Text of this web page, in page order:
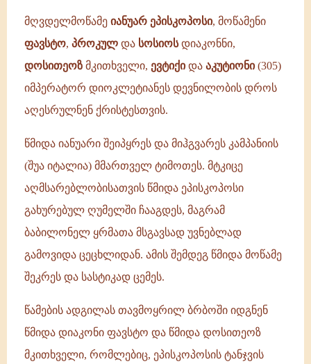
მღვდელმოწამე იანუარ ეპისკოპოსი, მოწამენი
ფავსტო, პროკულ და სოსიოსდიაკონნი,
დოსითეოზ მკითხველი, ევტიქიდა აკუტიონი(305)
იმპერატორ დიოკლეტიანეს დევნილობის დროს
აღესრულნენ ქრისტესთვის.
წმიდა იანუარი შეიპყრეს და მიჰგვარეს კამპანიის
(შუა იტალია) მმართველ ტიმოთეს. მტკიცე
აღმსარებლობისათვის წმიდა ეპისკოპოსი
გახურებულ ღუმელში ჩააგდეს, მაგრამ
ბაბილონელ ყრმათა მსგავსად უვნებლად
გამოვიდა ცეცხლიდან. ამის შემდეგ წმიდა მოწამე
შეკრეს და სასტიკად ცემეს.
წამების ადგილას თავმოყრილ ბრბოში იდგნენ
წმიდა დიაკონი ფავსტო და წმიდა დოსითეოზ
მკითხველი, რომლებიც, ეპისკოპოსის ტანჯვის